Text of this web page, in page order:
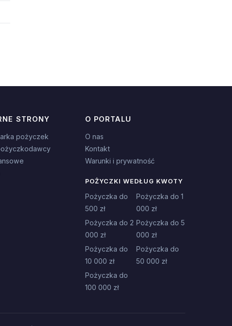
STRONY
pożyczek
O PORTALU
O nas
Kontakt
Warunki i prywatność
POŻYCZKI WEDŁUG KWOTY
Pożyczka do
500 zł
Pożyczka do 1
000 zł
Pożyczka do 2
000 zł
Pożyczka do 5
000 zł
Pożyczka do
10 000 zł
Pożyczka do
50 000 zł
Pożyczka do
100 000 zł